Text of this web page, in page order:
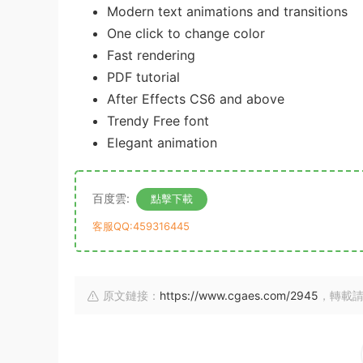
Modern text animations and transitions
One click to change color
Fast rendering
PDF tutorial
After Effects CS6 and above
Trendy Free font
Elegant animation
百度雲: 點擊下載
客服QQ:459316445
原文鏈接： https://www.cgaes.com/2945 ，轉載